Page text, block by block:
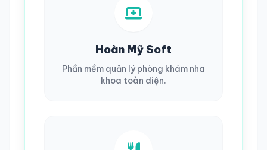
Hoàn Mỹ Soft
Phần mềm quản lý phòng khám nha
khoa toàn diện.